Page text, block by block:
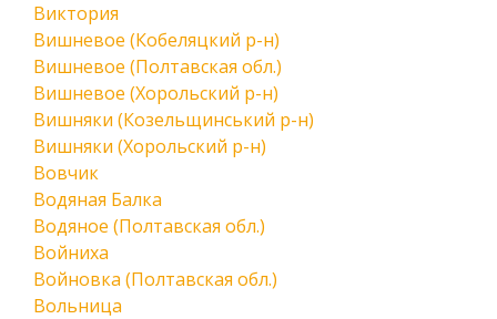
Виктория
Вишневое (Кобеляцкий р-н)
Вишневое (Полтавская обл.)
Вишневое (Хорольский р-н)
Вишняки (Козельщинський р-н)
Вишняки (Хорольский р-н)
Вовчик
Водяная Балка
Водяное (Полтавская обл.)
Войниха
Войновка (Полтавская обл.)
Вольница